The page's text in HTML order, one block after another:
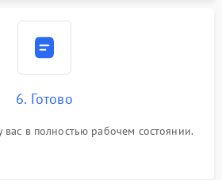
6. Готово
в полностью рабочем состоянии.